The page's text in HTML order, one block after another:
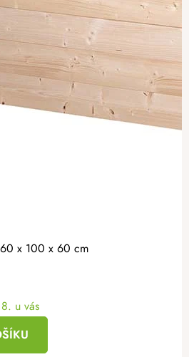
x 100 x 60 cm
u vás